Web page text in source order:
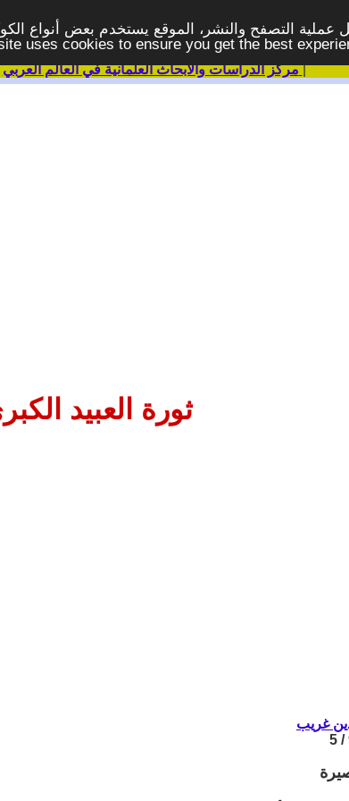
عملية التصفح والنشر، الموقع يستخدم بعض أنواع
uses cookies to ensure you get the best
|مركز الدراسات والابحاث العلمانية في العالم العربي
ثورة العبيد
غريب